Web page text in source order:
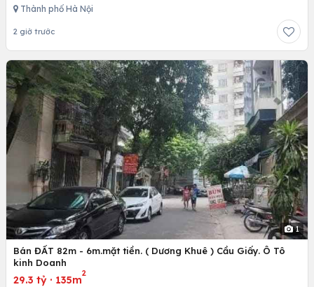
Thành phố Hà Nội
2 giờ trước
1
Bán ĐẤT 82m - 6m.mặt tiền. ( Dương Khuê ) Cầu Giấy. Ô Tô
kinh Doanh
29.3 tỷ · 135m
2